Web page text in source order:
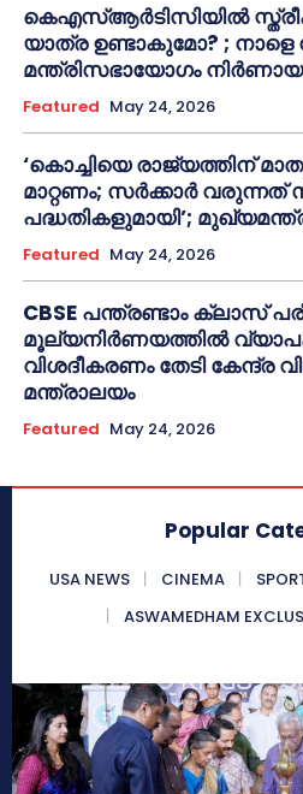
കെഎസ്ആർടിസിയിൽ
യാത്ര ഉണ്ടാകുമോ? ; നാളെ
മന്ത്രിസഭായോഗം
Featured May 24, 2026
‘കൊച്ചിയെ രാജ്യത്തിന്
മാറ്റണം; സർക്കാർ
പദ്ധതികളുമായി’;
Featured May 24, 2026
CBSE പന്ത്രണ്ടാം ക്ലാസ്
മൂല്യനിർണയത്തിൽ
വിശദീകരണം തേടി കേന്ദ്ര
മന്ത്രാലയം
Featured May 24, 2026
Popular
USA NEWS CINEMA
ASWAMEDHAM